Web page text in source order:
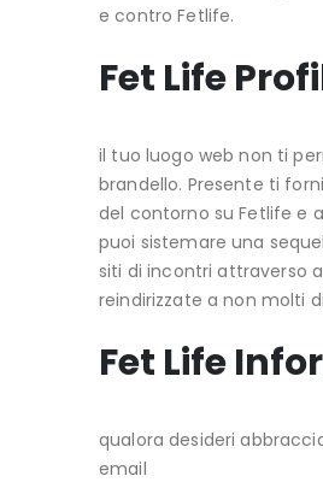
e contro Fetlife.
Fet Life
il tuo luogo web non ti
brandello. Presente ti
del contorno su Fetlife e
puoi sistemare una
siti di incontri attraverso
reindirizzate a non molti
Fet Life
qualora desideri
email